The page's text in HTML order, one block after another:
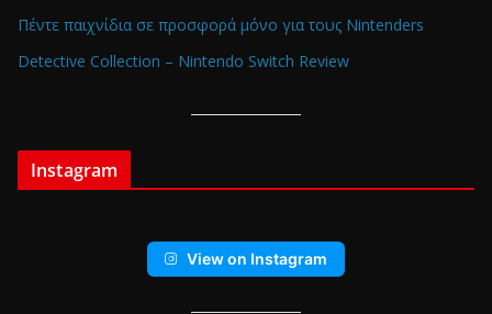
Πέντε παιχνίδια σε προσφορά μόνο για τους Nintenders
Detective Collection – Nintendo Switch Review
Instagram
View on Instagram